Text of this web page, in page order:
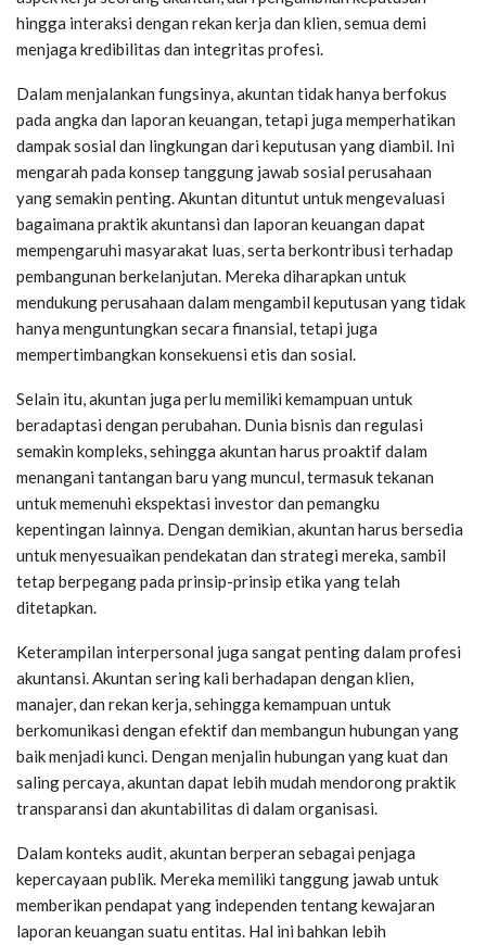
hingga interaksi dengan rekan kerja dan klien, semua demi
menjaga kredibilitas dan integritas profesi.
Dalam menjalankan fungsinya, akuntan tidak hanya berfokus
pada angka dan laporan keuangan, tetapi juga memperhatikan
dampak sosial dan lingkungan dari keputusan yang diambil. Ini
mengarah pada konsep tanggung jawab sosial perusahaan
yang semakin penting. Akuntan dituntut untuk mengevaluasi
bagaimana praktik akuntansi dan laporan keuangan dapat
mempengaruhi masyarakat luas, serta berkontribusi terhadap
pembangunan berkelanjutan. Mereka diharapkan untuk
mendukung perusahaan dalam mengambil keputusan yang tidak
hanya menguntungkan secara finansial, tetapi juga
mempertimbangkan konsekuensi etis dan sosial.
Selain itu, akuntan juga perlu memiliki kemampuan untuk
beradaptasi dengan perubahan. Dunia bisnis dan regulasi
semakin kompleks, sehingga akuntan harus proaktif dalam
menangani tantangan baru yang muncul, termasuk tekanan
untuk memenuhi ekspektasi investor dan pemangku
kepentingan lainnya. Dengan demikian, akuntan harus bersedia
untuk menyesuaikan pendekatan dan strategi mereka, sambil
tetap berpegang pada prinsip-prinsip etika yang telah
ditetapkan.
Keterampilan interpersonal juga sangat penting dalam profesi
akuntansi. Akuntan sering kali berhadapan dengan klien,
manajer, dan rekan kerja, sehingga kemampuan untuk
berkomunikasi dengan efektif dan membangun hubungan yang
baik menjadi kunci. Dengan menjalin hubungan yang kuat dan
saling percaya, akuntan dapat lebih mudah mendorong praktik
transparansi dan akuntabilitas di dalam organisasi.
Dalam konteks audit, akuntan berperan sebagai penjaga
kepercayaan publik. Mereka memiliki tanggung jawab untuk
memberikan pendapat yang independen tentang kewajaran
laporan keuangan suatu entitas. Hal ini bahkan lebih